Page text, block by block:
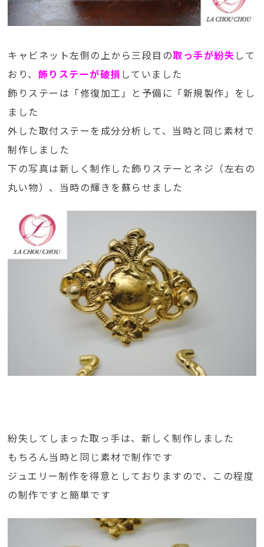
キャビネット左側の上から三段目の取っ手が紛失 して
おり、 飾りステーが破損 していました
飾りステーは「修復加工」と予備に「新規製作」をし
ました
外した取付ステーを成分分析して、当時と同じ素材で
制作しました
下の写真は新しく制作した飾りステーとネジ（左右の
丸い物）、当時の輝きを蘇らせました
紛失してしまった取っ手は、新しく制作しました
もちろん当時と同じ素材で制作です
ジュエリー制作を得意としておりますので、この程度
の制作ですと簡単です